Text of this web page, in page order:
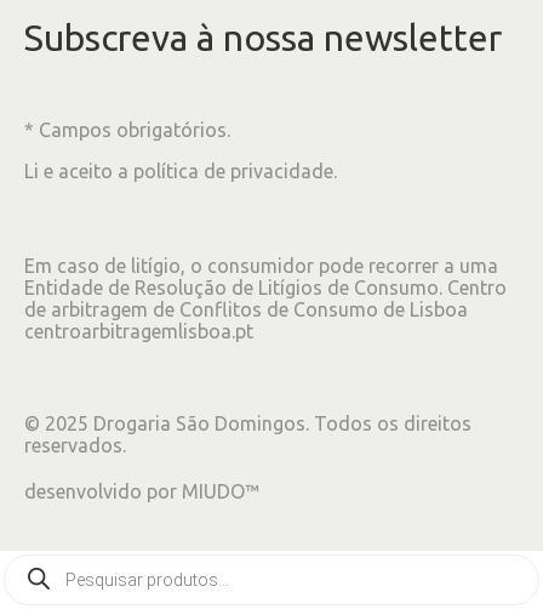
Subscreva à nossa newsletter
* Campos obrigatórios.
Li e aceito a política de privacidade.
Em caso de litígio, o consumidor pode recorrer a uma
Entidade de Resolução de Litígios de Consumo. Centro
de arbitragem de Conflitos de Consumo de Lisboa
centroarbitragemlisboa.pt
© 2025 Drogaria São Domingos. Todos os direitos
reservados.
desenvolvido por MIUDO™